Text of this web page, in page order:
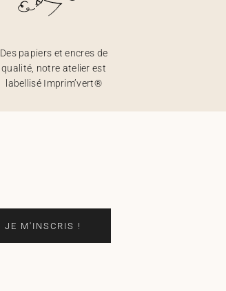
Des papiers et encres de
qualité, notre atelier est
labellisé Imprim’vert®
JE M'INSCRIS !